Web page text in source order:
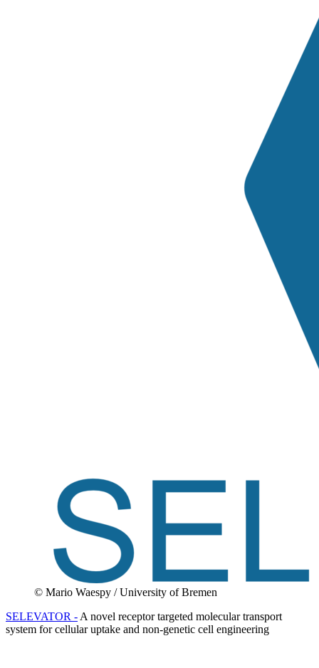
© Mario Waespy / University of Bremen
SELEVATOR - A novel receptor targeted molecular transport
system for cellular uptake and non-genetic cell engineering